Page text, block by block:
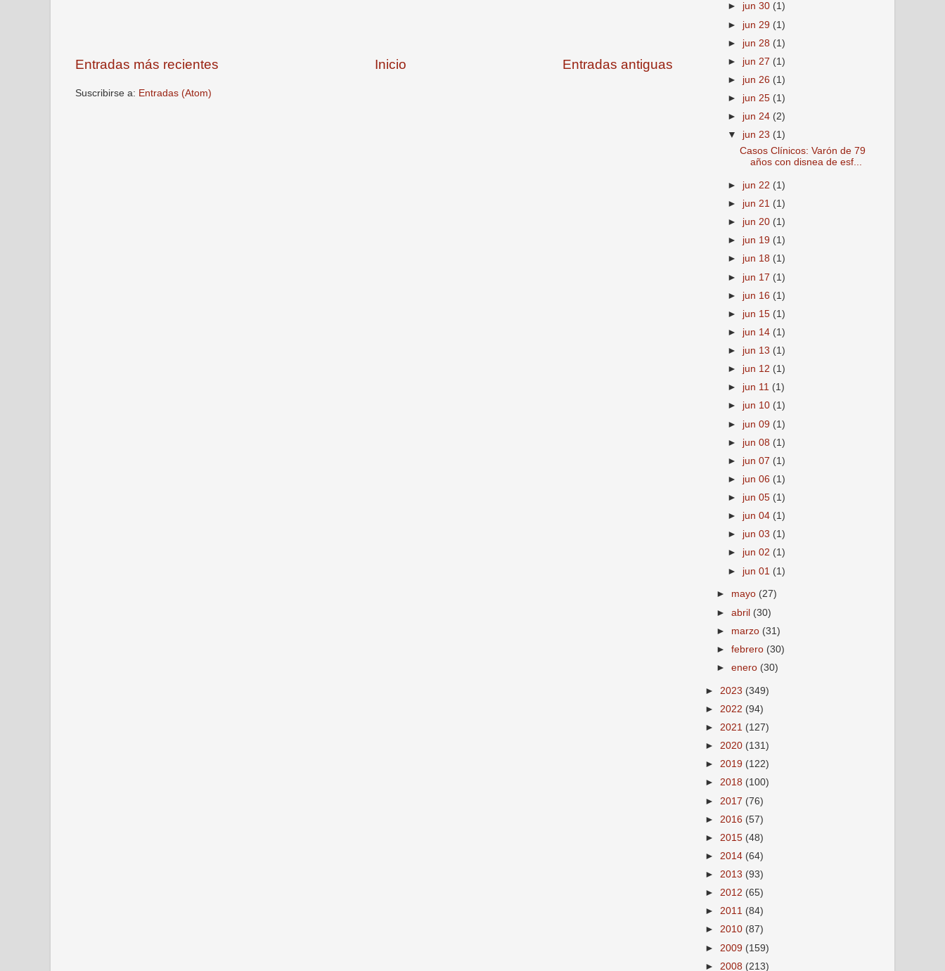
Entradas más recientes Entradas antiguas
Inicio
Suscribirse a: Entradas (Atom)
► jun 30 (1)
► jun 29 (1)
► jun 28 (1)
► jun 27 (1)
► jun 26 (1)
► jun 25 (1)
► jun 24 (2)
▼ jun 23 (1)
Casos Clínicos: Varón de 79
años con disnea de esf...
► jun 22 (1)
► jun 21 (1)
► jun 20 (1)
► jun 19 (1)
► jun 18 (1)
► jun 17 (1)
► jun 16 (1)
► jun 15 (1)
► jun 14 (1)
► jun 13 (1)
► jun 12 (1)
► jun 11 (1)
► jun 10 (1)
► jun 09 (1)
► jun 08 (1)
► jun 07 (1)
► jun 06 (1)
► jun 05 (1)
► jun 04 (1)
► jun 03 (1)
► jun 02 (1)
► jun 01 (1)
► mayo (27)
►abril (30)
► marzo (31)
►febrero (30)
►enero (30)
► 2023 (349)
► 2022 (94)
► 2021 (127)
► 2020 (131)
► 2019 (122)
► 2018 (100)
► 2017 (76)
► 2016 (57)
► 2015 (48)
► 2014 (64)
► 2013 (93)
► 2012 (65)
► 2011 (84)
► 2010 (87)
► 2009 (159)
► 2008 (213)